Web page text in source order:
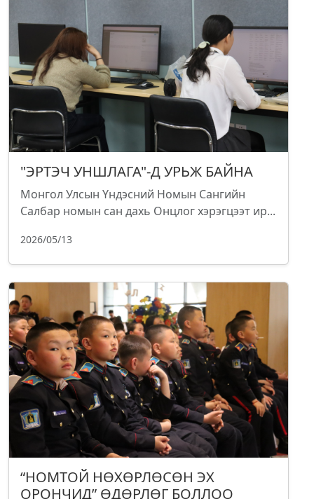
"ЭРТЭЧ УНШЛАГА"-Д УРЬЖ БАЙНА
Монгол Улсын Үндэсний Номын Сангийн
Салбар номын сан дахь Онцлог хэрэгцээт ир...
2026/05/13
“НОМТОЙ НӨХӨРЛӨСӨН ЭХ
ОРОНЧИД” ӨДӨРЛӨГ БОЛЛОО